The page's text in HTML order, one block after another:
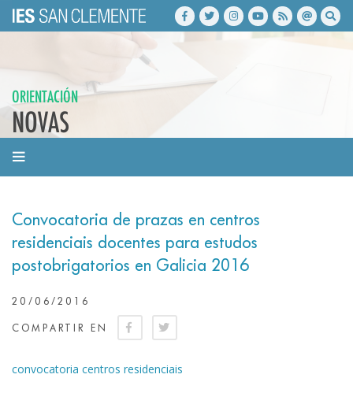
ORIENTACIÓN
NOVAS
Convocatoria de prazas en centros
residenciais docentes para estudos
postobrigatorios en Galicia 2016
20/06/2016
COMPARTIR EN
convocatoria centros residenciais